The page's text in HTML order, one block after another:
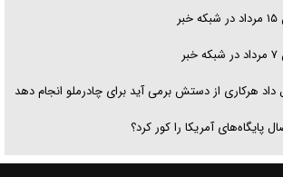
می‌شود؟
داد هرکاری از دستش برمی آید برای چادرملو انجام دهد
پایگاه‌های آمریکا را کور کرد؟